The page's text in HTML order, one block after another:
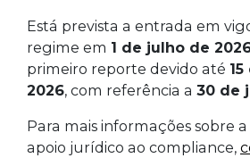
Está prevista a entrada em
regime em 1 de julho de
primeiro reporte devido até
2026, com referência a 30 de
Para mais informações sobre
apoio jurídico ao compliance,